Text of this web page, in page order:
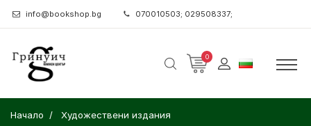
info@bookshop.bg 070010503; 029508337;
0
Начало Художествени издания